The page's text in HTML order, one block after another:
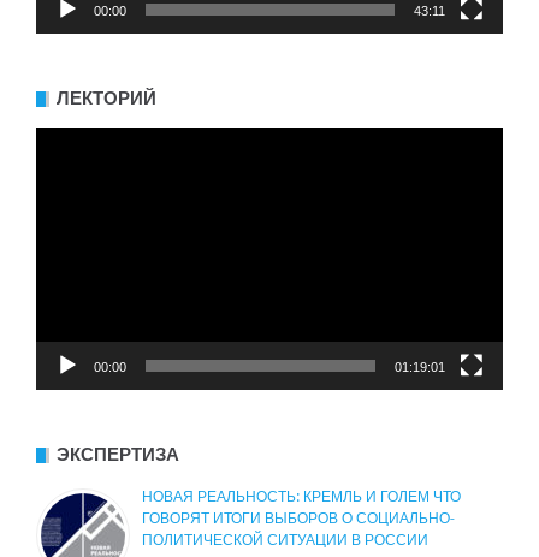
00:00 43:11
ЛЕКТОРИЙ
00:00 01:19:01
ЭКСПЕРТИЗА
НОВАЯ РЕАЛЬНОСТЬ: КРЕМЛЬ И ГОЛЕМ ЧТО
ГОВОРЯТ ИТОГИ ВЫБОРОВ О СОЦИАЛЬНО-
ПОЛИТИЧЕСКОЙ СИТУАЦИИ В РОССИИ